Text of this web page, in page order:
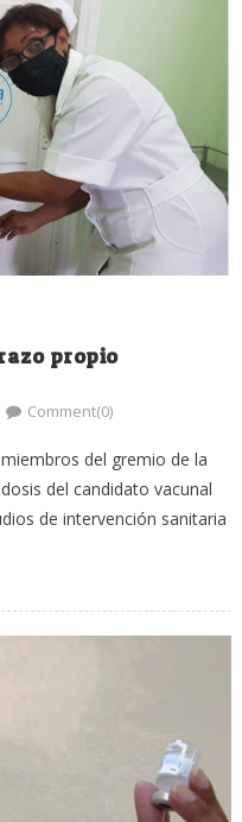
propio
Comment(0)
del gremio de la
del candidato vacunal
de intervención sanitaria